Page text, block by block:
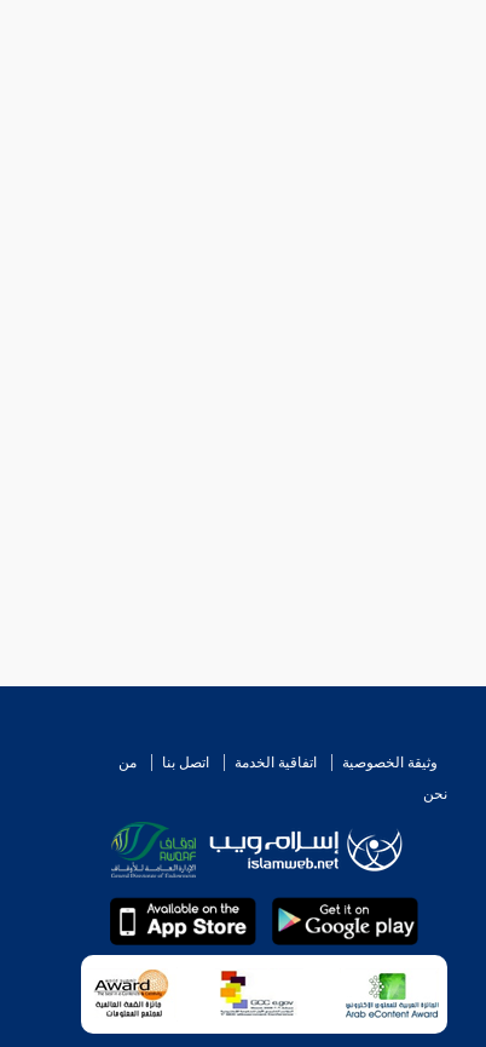
وثيقة الخصوصية اتفاقية الخدمة اتصل بنا
من
نحن